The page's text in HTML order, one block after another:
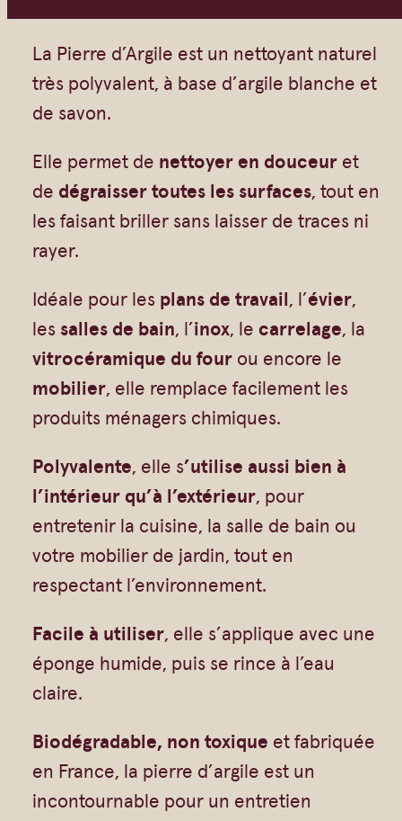
Authentiques
Savons moulés
Beurre de Karité
Barres détachantes
Savon Noir
Crèmes visages
Eaux florales
Exfoliants
Gommages
Hydratants
Savons en barre
Huiles
Gommages
Savons en barre
Huiles
Livres
La Pierre d’Argile est un nettoyant naturel
très polyvalent, à base d’argile blanche et
de savon.
Elle permet de nettoyer en douceur et
de dégraisser toutes les surfaces, tout en
les faisant briller sans laisser de traces ni
rayer.
Idéale pour les plans de travail, l’évier,
les salles de bain, l’inox, le carrelage, la
vitrocéramique du four ou encore le
mobilier, elle remplace facilement les
produits ménagers chimiques.
Polyvalente, elle s’utilise aussi bien à
l’intérieur qu’à l’extérieur, pour
entretenir la cuisine, la salle de bain ou
votre mobilier de jardin, tout en
respectant l’environnement.
Facile à utiliser, elle s’applique avec une
éponge humide, puis se rince à l’eau
claire.
Biodégradable, non toxique et fabriquée
en France, la pierre d’argile est un
incontournable pour un entretien
:
1
9
0
1
4
$
t
é
e
P
i
r
e
d
'
A
g
i
l
e